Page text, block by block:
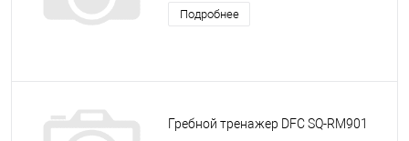
Подробнее
Гребной тренажер DFC SQ-RM901